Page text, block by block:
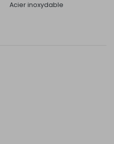
Acier inoxydable